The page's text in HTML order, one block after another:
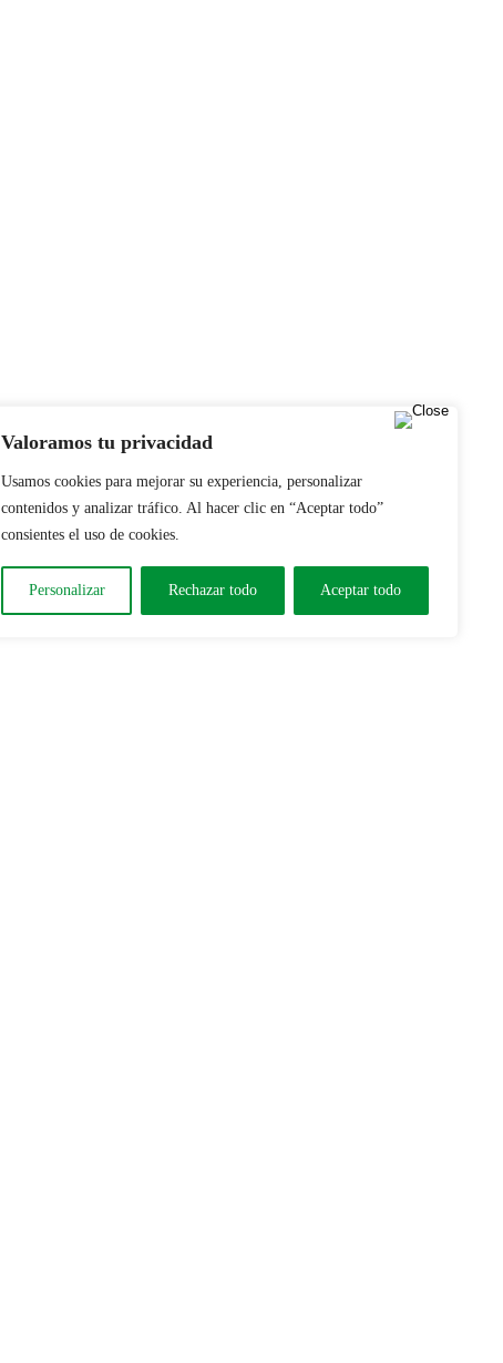
Valoramos tu privacidad
Usamos cookies para mejorar su experiencia, personalizar
contenidos y analizar tráfico. Al hacer clic en “Aceptar todo”
consientes el uso de cookies.
Personalizar Rechazar todo Aceptar todo